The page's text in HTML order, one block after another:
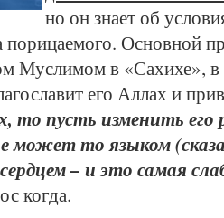
но он знает об
порицаемого. Основной
Муслимом в «Сахихе», в
его Аллах и
то пусть изменить его
может то языком
– и это самая
когда.